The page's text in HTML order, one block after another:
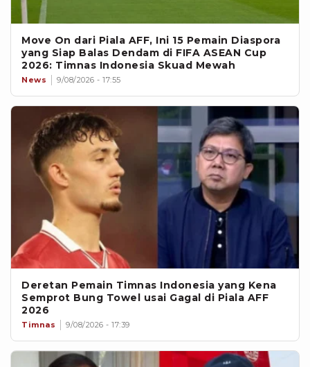
Move On dari Piala AFF, Ini 15 Pemain Diaspora
yang Siap Balas Dendam di FIFA ASEAN Cup
2026: Timnas Indonesia Skuad Mewah
News 9/08/2026 - 17:55
Deretan Pemain Timnas Indonesia yang Kena
Semprot Bung Towel usai Gagal di Piala AFF
2026
Timnas 9/08/2026 - 17:39